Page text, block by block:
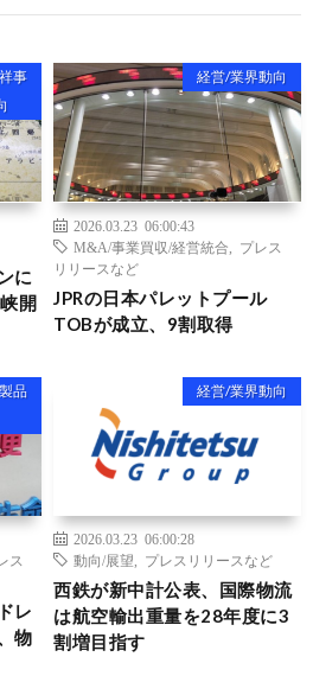
事
に
開
経営/業界動向
2026.03.23 06:00:43
M&A/事業買収/経営統合
プレス
リリースなど
JPRの日本パレットプール
TOBが成立、9割取得
品
ス
レ
物
経営/業界動向
2026.03.23 06:00:28
動向/展望
プレスリリースなど
西鉄が新中計公表、国際物流
は航空輸出重量を28年度に3
割増目指す